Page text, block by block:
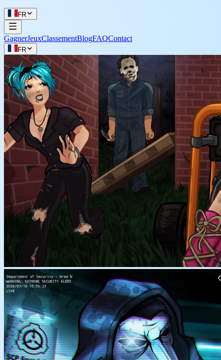
FR
GagnerJeuxClassementBlogFAQContact
FR